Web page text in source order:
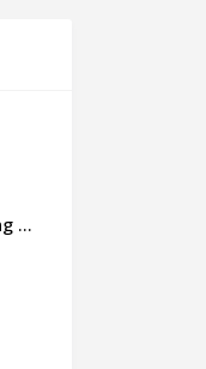
Jasmin Schwanke – Digitales Marketing & KI-gestützte Contenterstellung